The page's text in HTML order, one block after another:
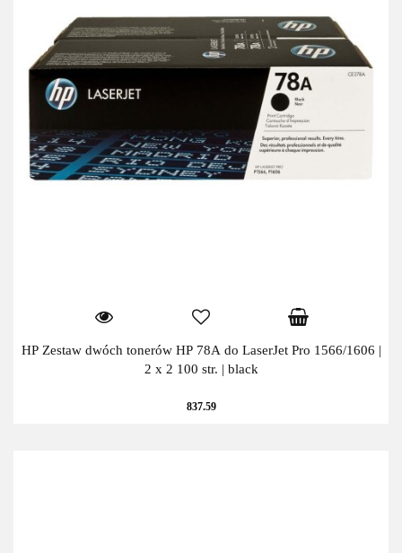
HP Zestaw dwóch tonerów HP 78A do LaserJet Pro 1566/1606 |
2 x 2 100 str. | black
837.59